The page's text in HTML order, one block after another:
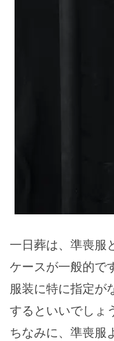
一日葬は、準喪服
ケースが一般的で
服装に特に指定が
するといいでしょ
ちなみに、準喪服